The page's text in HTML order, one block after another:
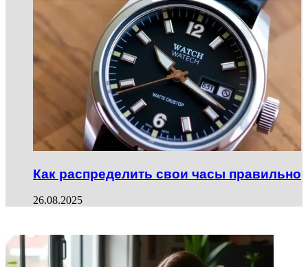
Как распределить свои часы правильно
26.08.2025